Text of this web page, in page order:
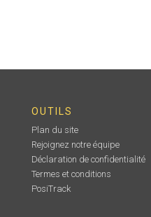
OUTILS
Plan du site
Rejoignez notre équipe
Déclaration de confidentialité
Termes et conditions
PosiTrack